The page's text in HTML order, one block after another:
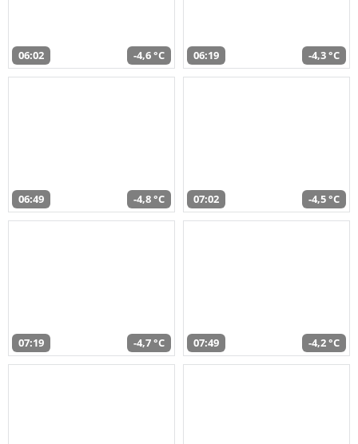
06:02 -4,6 °C 06:19 -4,3 °C
06:49 -4,8 °C 07:02 -4,5 °C
07:19 -4,7 °C 07:49 -4,2 °C